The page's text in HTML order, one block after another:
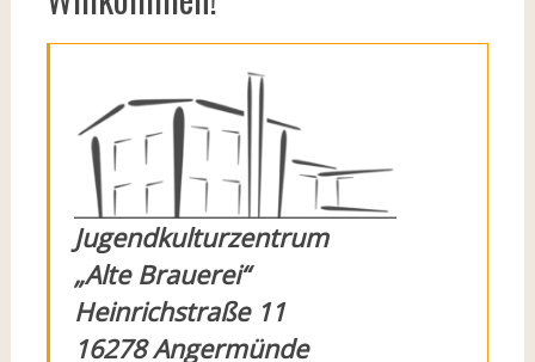
Jugendkulturzentrum
„Alte Brauerei“
Heinrichstraße 11
16278 Angermünde